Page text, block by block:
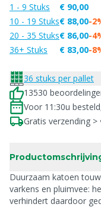
1 - 9 Stuks
10 - 19 Stuks
20 - 35 Stuks
36+ Stuks
€ 90,00
€ 88,00
€ 86,00
€ 83,00
-
-
-
36 stuks per pallet
13530
Voor 11:30u
Gratis verzending >
Duurzaam katoen
varkens en pluimvee:
verhindert daardoor